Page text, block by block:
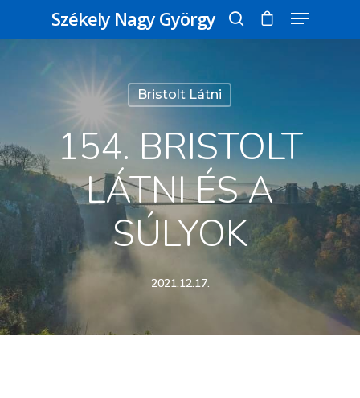
Üss egy entert a kereséshez, vagy nyomd
meg az ESC gombot a bezáráshoz
Székely Nagy György
Bristolt Látni
154. BRISTOLT
LÁTNI ÉS A
SÚLYOK
2021.12.17.